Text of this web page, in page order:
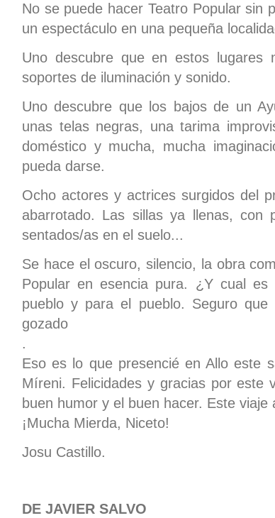
No se puede hacer Teatro Popular sin
un espectáculo en una pequeña
Uno descubre que en estos lugares
soportes de iluminación y sonido.
Uno descubre que los bajos de un
unas telas negras, una tarima
doméstico y mucha, mucha
pueda darse.
Ocho actores y actrices surgidos del
abarrotado. Las sillas ya llenas,
sentados/as en el suelo...
Se hace el oscuro, silencio, la obra
Popular en esencia pura. ¿Y cual
pueblo y para el pueblo. Seguro
gozado
.
Eso es lo que presencié en Allo este
Míreni. Felicidades y gracias por
buen humor y el buen hacer. Este viaje
¡Mucha Mierda, Niceto!
Josu Castillo.
DE JAVIER SALVO